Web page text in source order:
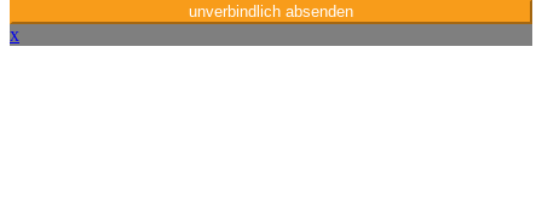
unverbindlich absenden
x